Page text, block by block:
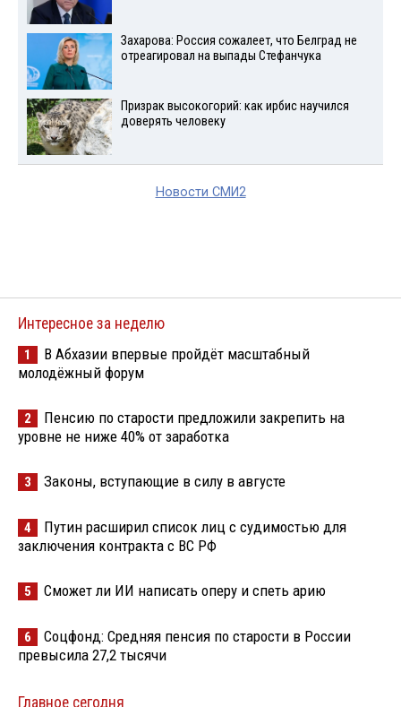
Захарова: Россия сожалеет, что Белград не
отреагировал на выпады Стефанчука
Призрак высокогорий: как ирбис научился
доверять человеку
Новости СМИ2
Интересное за неделю
1
В Абхазии впервые пройдёт масштабный
молодёжный форум
2
Пенсию по старости предложили закрепить на
уровне не ниже 40% от заработка
3 Законы, вступающие в силу в августе
4
Путин расширил список лиц с судимостью для
заключения контракта с ВС РФ
5 Сможет ли ИИ написать оперу и спеть арию
6
Соцфонд: Средняя пенсия по старости в России
превысила 27,2 тысячи
Главное сегодня